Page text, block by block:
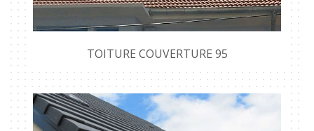
TOITURE COUVERTURE 95